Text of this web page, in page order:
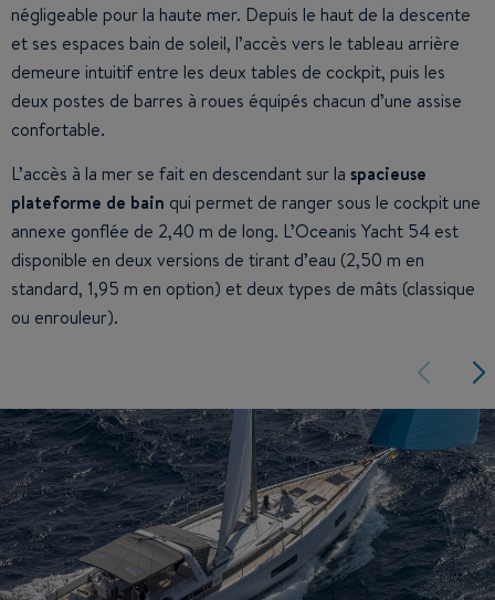
négligeable pour la haute mer. Depuis le haut de la descente
et ses espaces bain de soleil, l’accès vers le tableau arrière
demeure intuitif entre les deux tables de cockpit, puis les
deux postes de barres à roues équipés chacun d’une assise
confortable.
L’accès à la mer se fait en descendant sur la spacieuse
plateforme de bain qui permet de ranger sous le cockpit une
annexe gonflée de 2,40 m de long. L’Oceanis Yacht 54 est
disponible en deux versions de tirant d’eau (2,50 m en
standard, 1,95 m en option) et deux types de mâts (classique
ou enrouleur).